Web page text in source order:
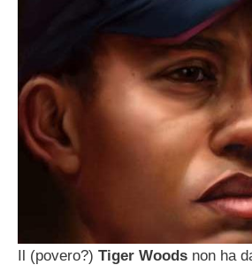
Il (povero?) Tiger Woods non ha